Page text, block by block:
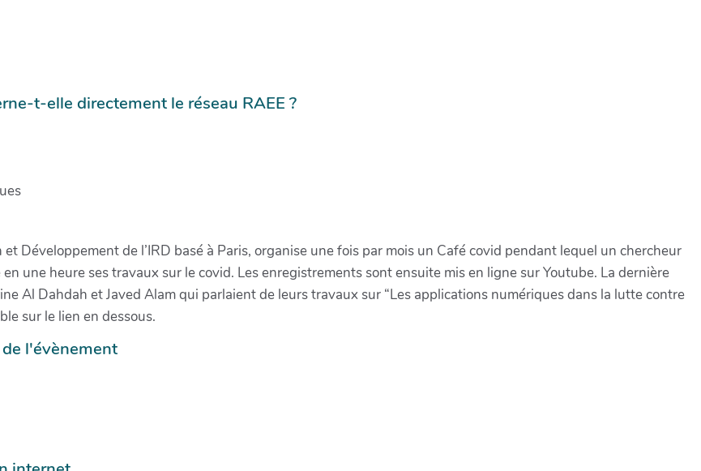
t-elle directement le réseau RAEE ?
et Développement de l’IRD basé à Paris, organise une fois par mois un Café covid pendant lequel un chercheur
une heure ses travaux sur le covid. Les enregistrements sont ensuite mis en ligne sur Youtube. La dernière
Al Dahdah et Javed Alam qui parlaient de leurs travaux sur “Les applications numériques dans la lutte contre
sur le lien en dessous.
l'évènement